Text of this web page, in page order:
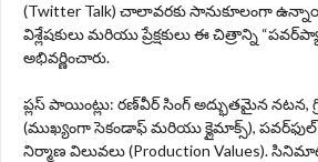
(Twitter Talk) చాలావరకు సానుకూలంగా
విశ్లేషకులు మరియు ప్రేక్షకులు ఈ చిత్రాన్ని
అభివర్ణించారు.
ప్లస్ పాయింట్లు: రణ్‌వీర్ సింగ్ అద్భుతమైన నటన,
(ముఖ్యంగా సెకండాఫ్ మరియు క్లైమాక్స్),
నిర్మాణ విలువలు (Production Values).